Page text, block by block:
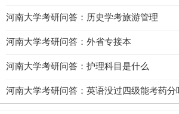
河南大学考研问答：历史学考旅游管理
河南大学考研问答：外省专接本
河南大学考研问答：护理科目是什么
河南大学考研问答：英语没过四级能考药分